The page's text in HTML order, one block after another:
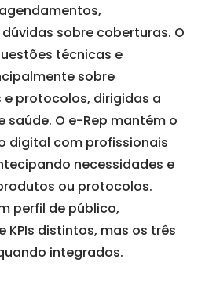
sobre coberturas. O
técnicas e
sobre
protocolos, dirigidas a
saúde. O e-Rep mantém o
digital com profissionais
necessidades e
ou protocolos.
perfil de público,
KPIs distintos, mas os três
integrados.